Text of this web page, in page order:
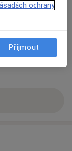
jevy
ochrany
Přijmout